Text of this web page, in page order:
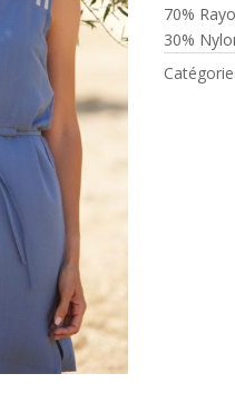
70%
30%